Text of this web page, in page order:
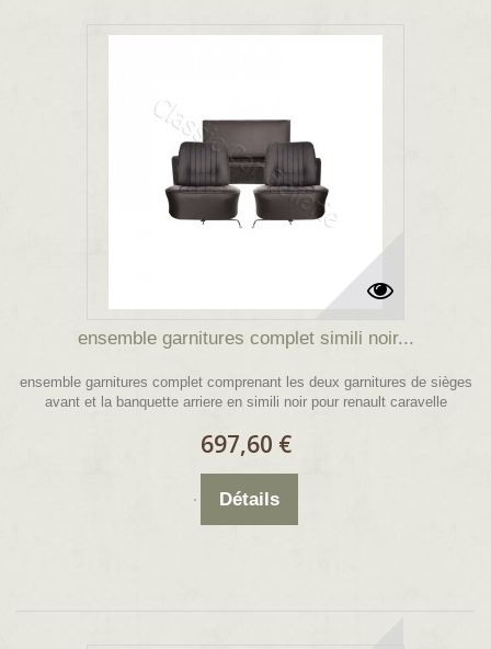
ensemble garnitures complet simili noir...
ensemble garnitures complet comprenant les deux garnitures de sièges
avant et la banquette arriere en simili noir pour renault caravelle
697,60 €
Détails